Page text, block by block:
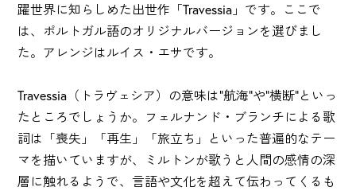
躍世界に知らしめた出世作「Travessia」です。ここで
は、ポルトガル語のオリジナルバージョンを選びまし
た。アレンジはルイス・エサです。
Travessia（トラヴェシア）の意味は"航海"や"横断"といっ
たところでしょうか。フェルナンド・ブランチによる歌
詞は「喪失」「再生」「旅立ち」といった普遍的なテー
マを描いていますが、ミルトンが歌うと人間の感情の深
層に触れるようで、言語や文化を超えて伝わってくるも